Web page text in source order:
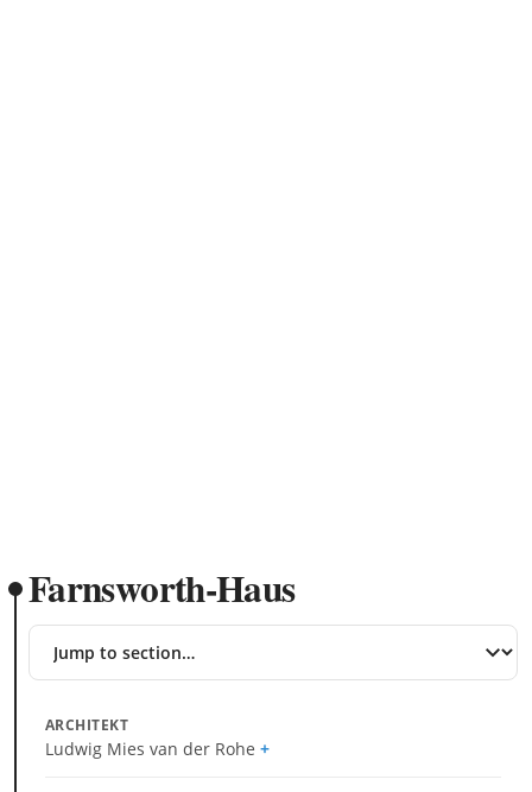
Farnsworth-Haus
Jump
section
ARCHITEKT
Ludwig Mies van der Rohe